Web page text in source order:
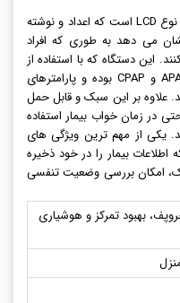
اتو سی پپ یوول دارای یک صفحه نمایش از نوع LCD است که اعداد و نوشته
می دهد به طوری که افراد
این دستگاه که با استفاده از
برق شهری عمل می کند، دارای دو حالت APAP و CPAP بوده و پارامترهای
بر این سبک و قابل حمل
در زمان خواب بیمار استفاده
یکی از مهم ترین ویژگی های
بیمار را در خود ذخیره
امکان بررسی وضعیت تنفسی
بهبود تمرکز و هوشیاری